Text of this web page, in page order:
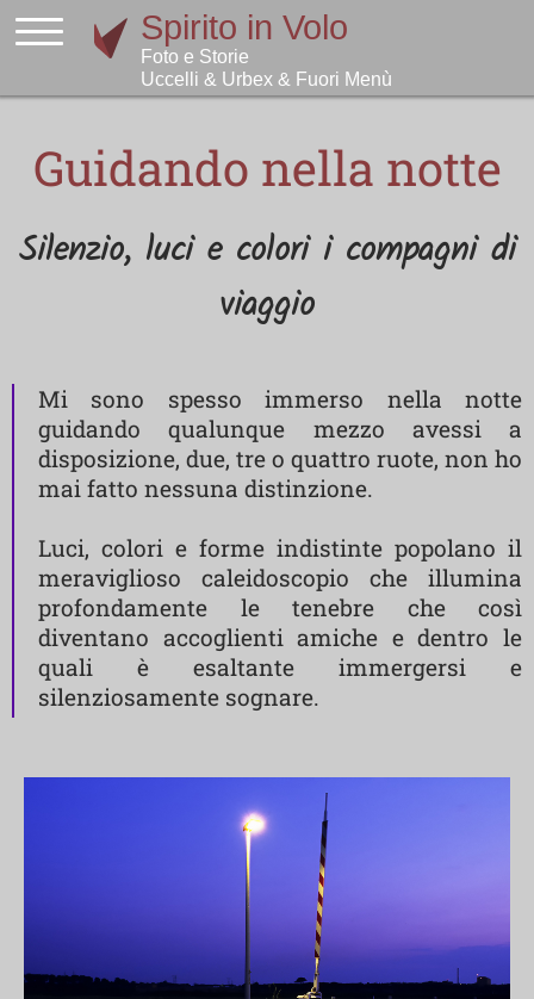
Guidando nella notte
Silenzio, luci e colori i compagni di
viaggio
Mi sono spesso immerso nella notte
guidando qualunque mezzo avessi a
disposizione, due, tre o quattro ruote, non ho
mai fatto nessuna distinzione.
Luci, colori e forme indistinte popolano il
meraviglioso caleidoscopio che illumina
profondamente le tenebre che così
diventano accoglienti amiche e dentro le
quali è esaltante immergersi e
silenziosamente sognare.